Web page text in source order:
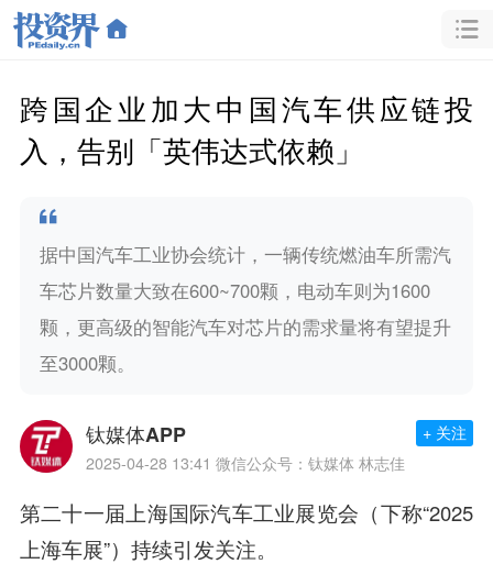
跨国企业加大中国汽车供应链投
入，告别「英伟达式依赖」
据中国汽车工业协会统计，一辆传统燃油车所需汽
车芯片数量大致在600~700颗，电动车则为1600
颗，更高级的智能汽车对芯片的需求量将有望提升
至3000颗。
钛媒体APP
2025-04-28 13:41 微信公众号：钛媒体 林志佳
+ 关注
第二十一届上海国际汽车工业展览会（下称“2025
上海车展”）持续引发关注。